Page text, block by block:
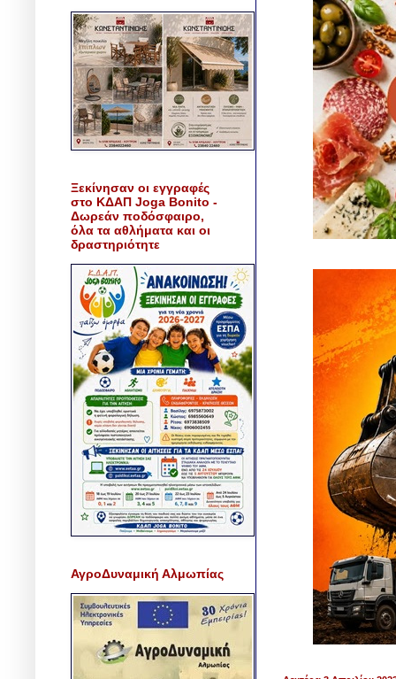
Ξεκίνησαν οι εγγραφές
στο ΚΔΑΠ Joga Bonito -
Δωρεάν ποδόσφαιρο,
όλα τα αθλήματα και οι
δραστηριότητε
ΑγροΔυναμική Αλμωπίας